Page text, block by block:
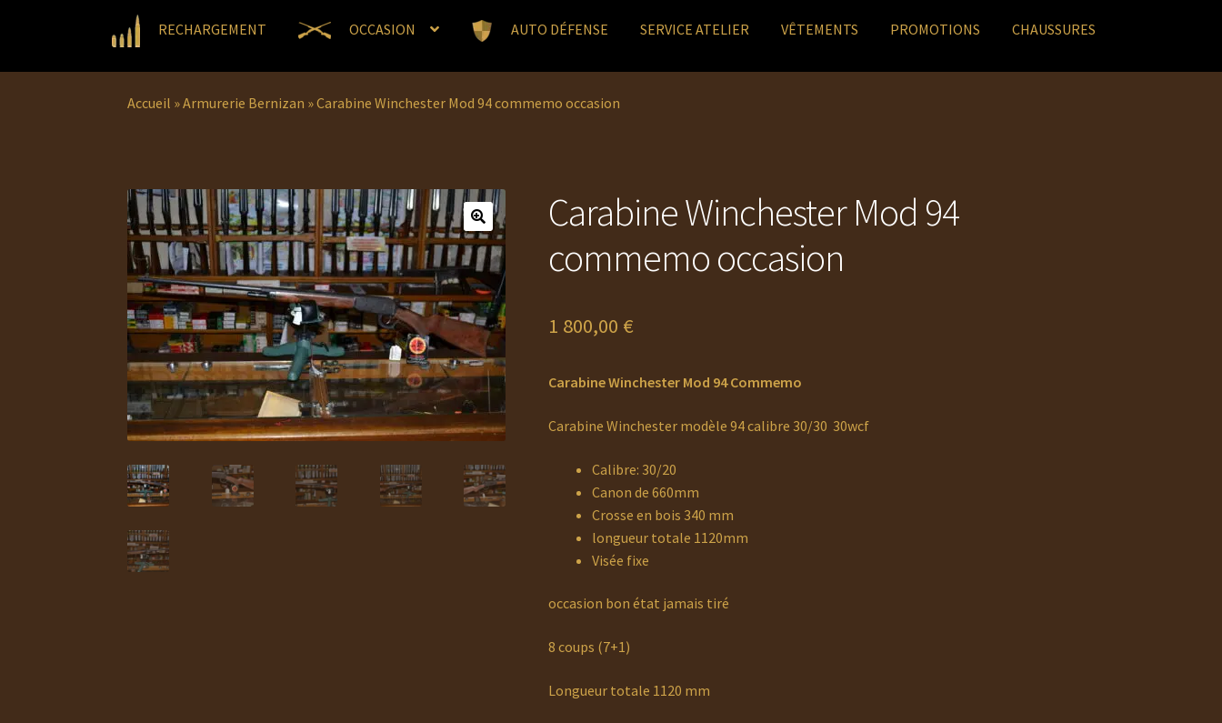
RECHARGEMENT OCCASION AUTO DÉFENSE SERVICE ATELIER VÊTEMENTS PROMOTIONS CHAUSSURES
Accueil »Armurerie Bernizan »Carabine Winchester Mod 94 commemo occasion
Carabine Winchester Mod 94
commemo occasion
1 800,00 €
Carabine Winchester Mod 94 Commemo
Carabine Winchester modèle 94 calibre 30/30 30wcf
Calibre: 30/20
Canon de 660mm
Crosse en bois 340 mm
longueur totale 1120mm
Visée fixe
occasion bon état jamais tiré
8 coups (7+1)
Longueur totale 1120 mm